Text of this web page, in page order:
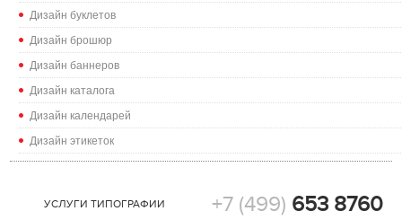
Дизайн буклетов
Дизайн брошюр
Дизайн баннеров
Дизайн каталога
Дизайн календарей
Дизайн этикеток
+7 (499) 653 8760
УСЛУГИ ТИПОГРАФИИ